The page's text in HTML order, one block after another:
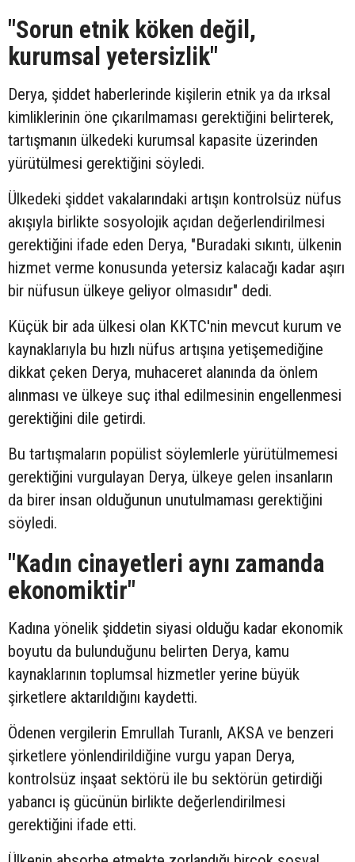
"Sorun etnik köken değil,
kurumsal yetersizlik"
Derya, şiddet haberlerinde kişilerin etnik ya da ırksal
kimliklerinin öne çıkarılmaması gerektiğini belirterek,
tartışmanın ülkedeki kurumsal kapasite üzerinden
yürütülmesi gerektiğini söyledi.
Ülkedeki şiddet vakalarındaki artışın kontrolsüz nüfus
akışıyla birlikte sosyolojik açıdan değerlendirilmesi
gerektiğini ifade eden Derya, "Buradaki sıkıntı, ülkenin
hizmet verme konusunda yetersiz kalacağı kadar aşırı
bir nüfusun ülkeye geliyor olmasıdır" dedi.
Küçük bir ada ülkesi olan KKTC'nin mevcut kurum ve
kaynaklarıyla bu hızlı nüfus artışına yetişemediğine
dikkat çeken Derya, muhaceret alanında da önlem
alınması ve ülkeye suç ithal edilmesinin engellenmesi
gerektiğini dile getirdi.
Bu tartışmaların popülist söylemlerle yürütülmemesi
gerektiğini vurgulayan Derya, ülkeye gelen insanların
da birer insan olduğunun unutulmaması gerektiğini
söyledi.
"Kadın cinayetleri aynı zamanda
ekonomiktir"
Kadına yönelik şiddetin siyasi olduğu kadar ekonomik
boyutu da bulunduğunu belirten Derya, kamu
kaynaklarının toplumsal hizmetler yerine büyük
şirketlere aktarıldığını kaydetti.
Ödenen vergilerin Emrullah Turanlı, AKSA ve benzeri
şirketlere yönlendirildiğine vurgu yapan Derya,
kontrolsüz inşaat sektörü ile bu sektörün getirdiği
yabancı iş gücünün birlikte değerlendirilmesi
gerektiğini ifade etti.